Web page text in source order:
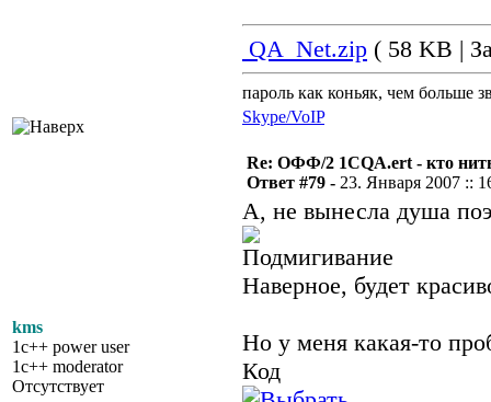
QA_Net.zip ( 58 KB |
пароль как коньяк, чем больше
Skype/VoIP
kms
1c++ power user
1c++ moderator
Отсутствует
Re: ОФФ/2 1CQA.ert - кто
Ответ #79 - 23. Января 2007 ::
А, не вынесла душа
Наверное, будет
Но у меня какая-то
Код